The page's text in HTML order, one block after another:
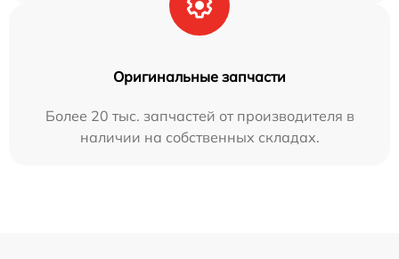
Оригинальные запчасти
Более 20 тыс. запчастей от производителя в
наличии на собственных складах.